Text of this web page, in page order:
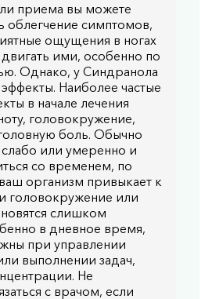
приема вы можете
облегчение симптомов,
ощущения в ногах
ими, особенно по
Однако, у Синдранола
Наиболее частые
в начале лечения
головокружение,
боль. Обычно
или умеренно и
со временем, по
организм привыкает к
головокружение или
слишком
в дневное время,
при управлении
выполнении задач,
Не
с врачом, если